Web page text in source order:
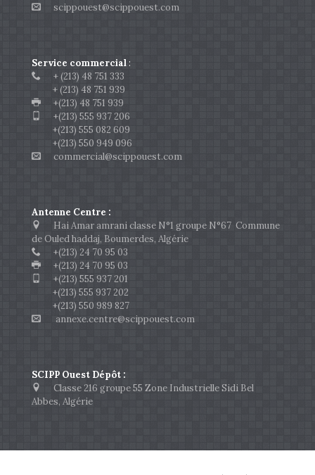
scippouest@scippouest.com
Service commercial:
+ (213) 48 751 333
+ (213) 48 751 939
+(213) 48 751 939
+(213) 555 937 206
+(213) 555 082 609
+(213) 550 949 096
commercial@scippouest.com
Antenne Centre :
Hai Amar amrani classe N°1 groupe N°67 Commune
de Ouled haddaj, Boumerdes, Algérie
+(213) 24 70 95 03
+(213) 24 70 95 03
+(213) 555 937 201
+(213) 555 937 202
+(213) 550 989 827
annexe.centre@scippouest.com
SCIPP Ouest Dépôt :
Classe 216 groupe 55 Zone Industrielle Sidi Bel
Abbes, Algérie